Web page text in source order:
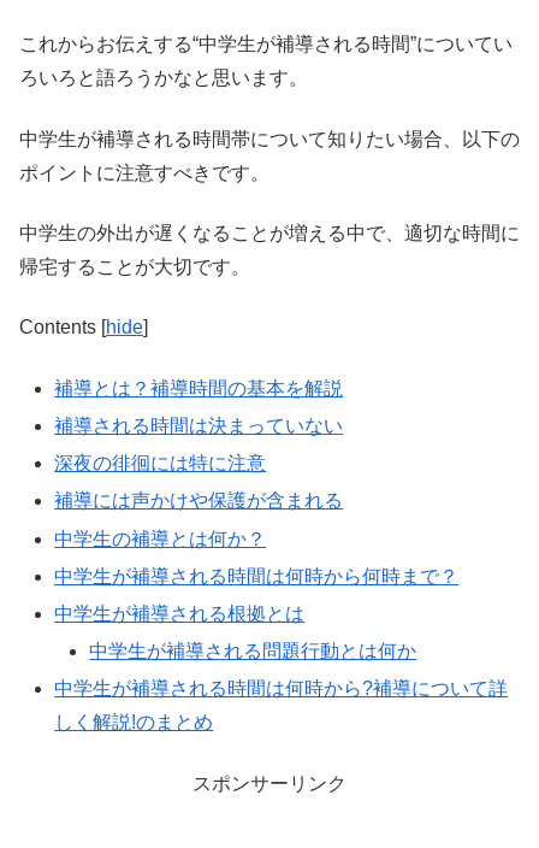
これからお伝えする“中学生が補導される時間”についてい
ろいろと語ろうかなと思います。
中学生が補導される時間帯について知りたい場合、以下の
ポイントに注意すべきです。
中学生の外出が遅くなることが増える中で、適切な時間に
帰宅することが大切です。
Contents [hide]
補導とは？補導時間の基本を解説
補導される時間は決まっていない
深夜の徘徊には特に注意
補導には声かけや保護が含まれる
中学生の補導とは何か？
中学生が補導される時間は何時から何時まで？
中学生が補導される根拠とは
中学生が補導される問題行動とは何か
中学生が補導される時間は何時から?補導について詳
しく解説!のまとめ
スポンサーリンク